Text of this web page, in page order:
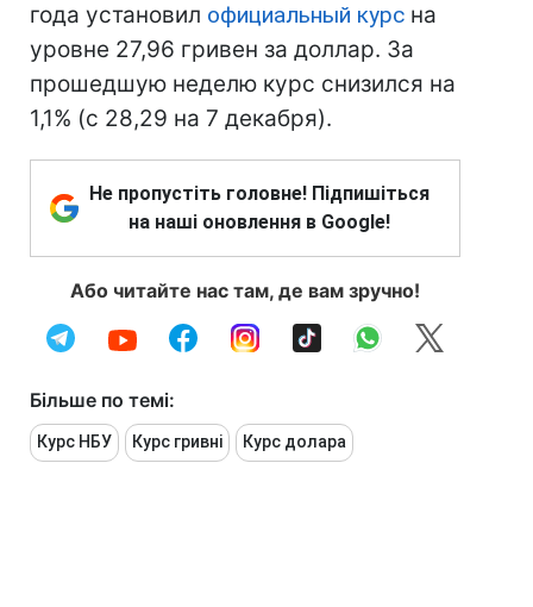
года установил официальный курс на
уровне 27,96 гривен за доллар. За
прошедшую неделю курс снизился на
1,1% (с 28,29 на 7 декабря).
Не пропустіть головне! Підпишіться
на наші оновлення в Google!
Або читайте нас там, де вам зручно!
Більше по темі:
Курс НБУ Курс гривні Курс долара